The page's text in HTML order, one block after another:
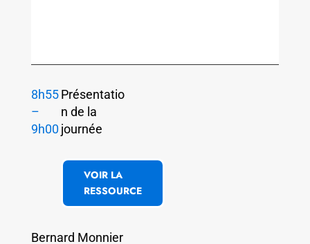
8h55
–
9h00
Présentatio
n de la
journée
VOIR LA
RESSOURCE
Bernard Monnier